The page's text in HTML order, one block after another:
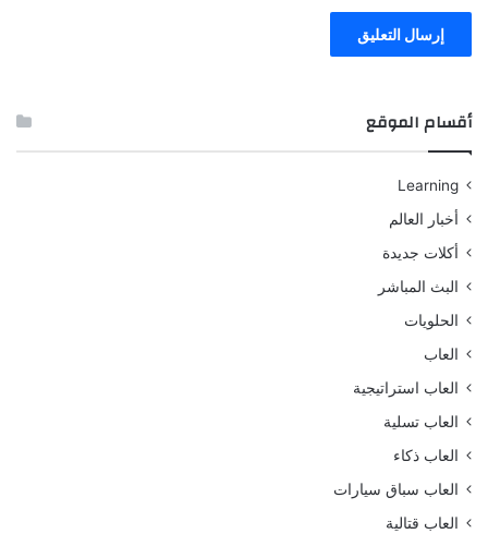
أقسام الموقع
Learning
أخبار العالم
أكلات جديدة
البث المباشر
الحلويات
العاب
العاب استراتيجية
العاب تسلية
العاب ذكاء
العاب سباق سيارات
العاب قتالية